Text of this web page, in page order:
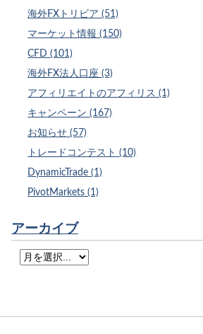
海外FXトリビア (51)
マーケット情報 (150)
CFD (101)
海外FX法人口座 (3)
アフィリエイトのアフィリス (1)
キャンペーン (167)
お知らせ (57)
トレードコンテスト (10)
DynamicTrade (1)
PivotMarkets (1)
アーカイブ